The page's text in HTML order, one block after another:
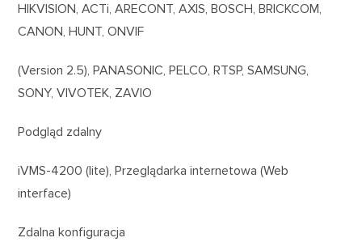
HIKVISION, ACTi, ARECONT, AXIS, BOSCH, BRICKCOM,
CANON, HUNT, ONVIF
(Version 2.5), PANASONIC, PELCO, RTSP, SAMSUNG,
SONY, VIVOTEK, ZAVIO
Podgląd zdalny
iVMS-4200 (lite), Przeglądarka internetowa (Web
interface)
Zdalna konfiguracja